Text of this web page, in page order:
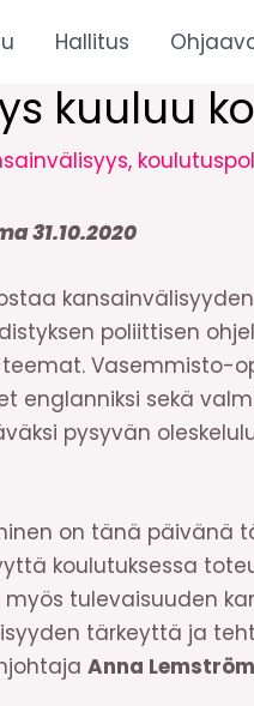
Hallitus
kuuluu
,
31.10.2020
poliittisen
Vasemmisto-
englanniksi sekä
pysyvän
on tänä päivänä
koulutuksessa
myös tulevaisuuden
tärkeyttä ja
Anna Lemström